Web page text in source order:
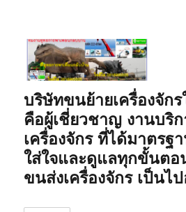
บริษัทขนย้ายเครื่องจักร
คือผู้เชี่ยวชาญ งานบริ
เครื่องจักร ที่ได้มาตรฐ
ใส่ใจและดูแลทุกขั้นตอ
ขนส่งเครื่องจักร เป็นไ